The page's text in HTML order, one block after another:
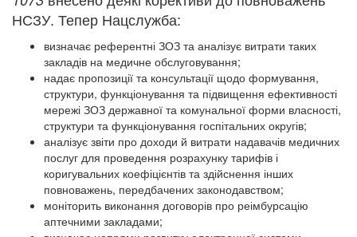
НСЗУ. Тепер Нацслужба:
визначає референтні ЗОЗ та аналізує витрати таких
закладів на медичне обслуговування;
надає пропозиції та консультації щодо формування,
структури, функціонування та підвищення ефективності
мережі ЗОЗ державної та комунальної форми власності,
структури та функціонування госпітальних округів;
аналізує звіти про доходи й витрати надавачів медичних
послуг для проведення розрахунку тарифів і
коригувальних коефіцієнтів та здійснення інших
повноважень, передбачених законодавством;
моніторить виконання договорів про реімбурсацію
аптечними закладами;